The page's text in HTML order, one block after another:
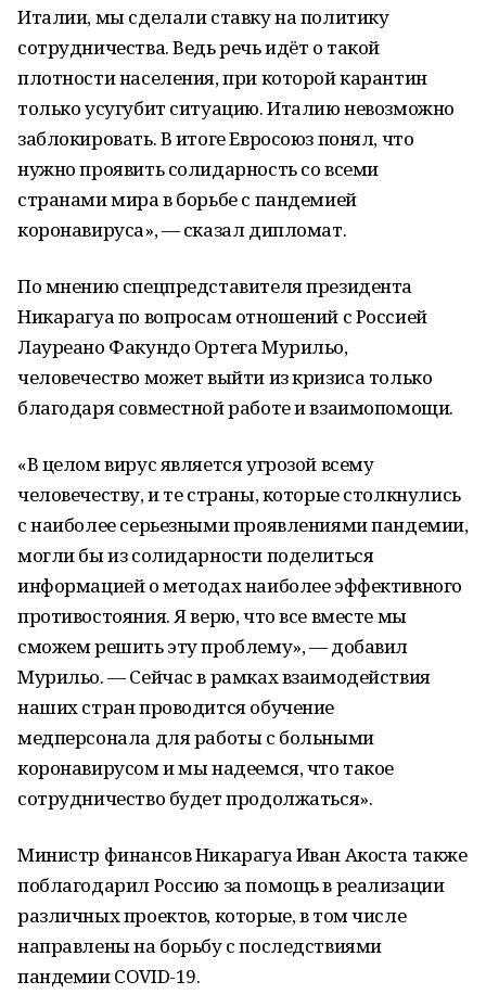
Италии, мы сделали ставку на политику
сотрудничества. Ведь речь идёт о такой
плотности населения, при которой карантин
только усугубит ситуацию. Италию невозможно
заблокировать. В итоге Евросоюз понял, что
нужно проявить солидарность со всеми
странами мира в борьбе с пандемией
коронавируса», — сказал дипломат.
По мнению спецпредставителя президента
Никарагуа по вопросам отношений с Россией
Лауреано Факундо Ортега Мурильо,
человечество может выйти из кризиса только
благодаря совместной работе и взаимопомощи.
«В целом вирус является угрозой всему
человечеству, и те страны, которые столкнулись
с наиболее серьезными проявлениями пандемии,
могли бы из солидарности поделиться
информацией о методах наиболее эффективного
противостояния. Я верю, что все вместе мы
сможем решить эту проблему», — добавил
Мурильо. — Сейчас в рамках взаимодействия
наших стран проводится обучение
медперсонала для работы с больными
коронавирусом и мы надеемся, что такое
сотрудничество будет продолжаться».
Министр финансов Никарагуа Иван Акоста также
поблагодарил Россию за помощь в реализации
различных проектов, которые, в том числе
направлены на борьбу с последствиями
пандемии COVID-19.